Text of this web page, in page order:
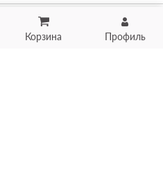
Корзина Профиль